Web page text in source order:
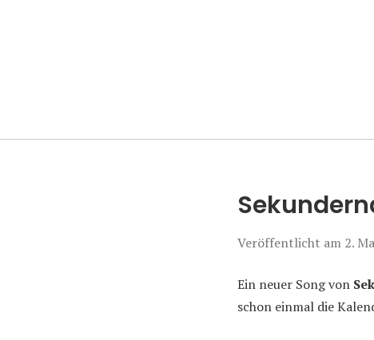
Veröffentlicht am 2.
Ein neuer Song von
schon einmal die